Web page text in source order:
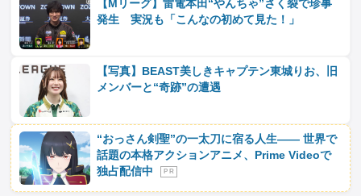
【Mリーグ】雷電本田“やんちゃ”さく裂で珍事
発生 実況も「こんなの初めて見た！」
【写真】BEAST美しきキャプテン東城りお、旧
メンバーと“奇跡”の遭遇
“おっさん剣聖”の一太刀に宿る人生―― 世界で
話題の本格アクションアニメ、Prime Videoで
独占配信中
P R